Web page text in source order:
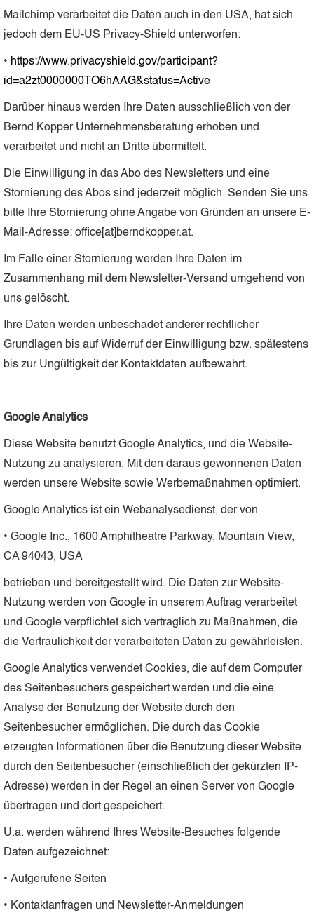
Mailchimp verarbeitet die Daten auch in den USA, hat sich
jedoch dem EU-US Privacy-Shield unterworfen:
• https://www.privacyshield.gov/participant?
id=a2zt0000000TO6hAAG&status=Active
Darüber hinaus werden Ihre Daten ausschließlich von der
Bernd Kopper Unternehmensberatung erhoben und
verarbeitet und nicht an Dritte übermittelt.
Die Einwilligung in das Abo des Newsletters und eine
Stornierung des Abos sind jederzeit möglich. Senden Sie uns
bitte Ihre Stornierung ohne Angabe von Gründen an unsere E-
Mail-Adresse: office[at]berndkopper.at.
Im Falle einer Stornierung werden Ihre Daten im
Zusammenhang mit dem Newsletter-Versand umgehend von
uns gelöscht.
Ihre Daten werden unbeschadet anderer rechtlicher
Grundlagen bis auf Widerruf der Einwilligung bzw. spätestens
bis zur Ungültigkeit der Kontaktdaten aufbewahrt.
Google Analytics
Diese Website benutzt Google Analytics, und die Website-
Nutzung zu analysieren. Mit den daraus gewonnenen Daten
werden unsere Website sowie Werbemaßnahmen optimiert.
Google Analytics ist ein Webanalysedienst, der von
• Google Inc., 1600 Amphitheatre Parkway, Mountain View,
CA 94043, USA
betrieben und bereitgestellt wird. Die Daten zur Website-
Nutzung werden von Google in unserem Auftrag verarbeitet
und Google verpflichtet sich vertraglich zu Maßnahmen, die
die Vertraulichkeit der verarbeiteten Daten zu gewährleisten.
Google Analytics verwendet Cookies, die auf dem Computer
des Seitenbesuchers gespeichert werden und die eine
Analyse der Benutzung der Website durch den
Seitenbesucher ermöglichen. Die durch das Cookie
erzeugten Informationen über die Benutzung dieser Website
durch den Seitenbesucher (einschließlich der gekürzten IP-
Adresse) werden in der Regel an einen Server von Google
übertragen und dort gespeichert.
U.a. werden während Ihres Website-Besuches folgende
Daten aufgezeichnet:
• Aufgerufene Seiten
• Kontaktanfragen und Newsletter-Anmeldungen